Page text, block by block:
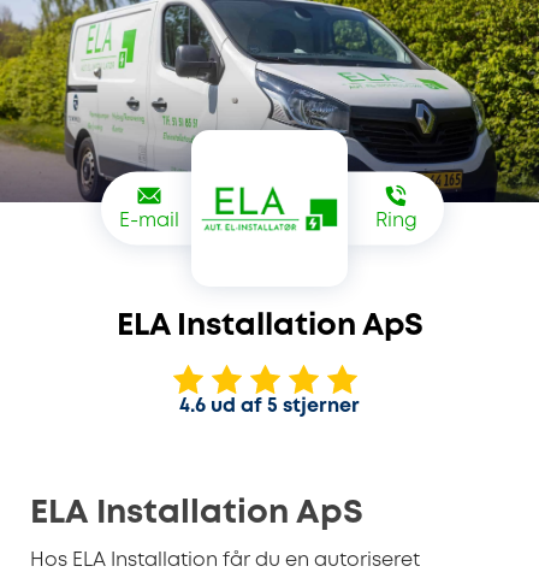
E-mail Ring
ELA Installation ApS
4.6 ud af 5 stjerner
ELA Installation ApS
Hos ELA Installation får du en autoriseret